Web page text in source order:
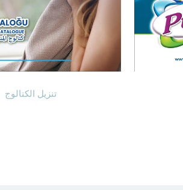
تنزيل الكتالوج